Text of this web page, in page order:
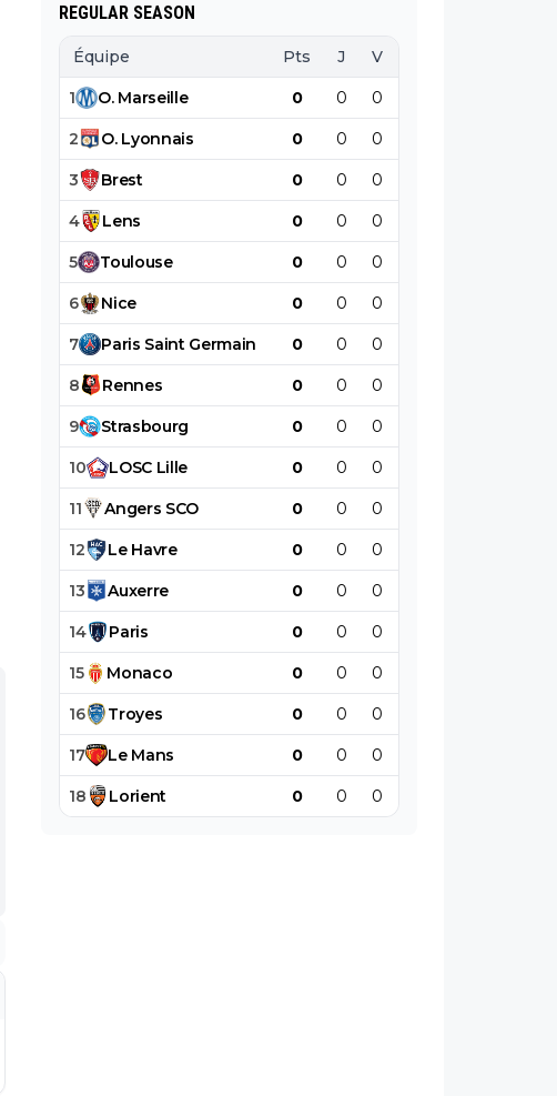
REGULAR SEASON
Équipe Pts J V
1 O. Marseille 0 0 0
2 O. Lyonnais 0 0 0
3 Brest 0 0 0
4 Lens 0 0 0
5 Toulouse 0 0 0
6 Nice 0 0 0
7 Paris Saint Germain 0 0 0
8 Rennes 0 0 0
9 Strasbourg 0 0 0
10 LOSC Lille 0 0 0
11 Angers SCO 0 0 0
12 Le Havre 0 0 0
13 Auxerre 0 0 0
14 Paris 0 0 0
15 Monaco 0 0 0
16 Troyes 0 0 0
17 Le Mans 0 0 0
18 Lorient 0 0 0